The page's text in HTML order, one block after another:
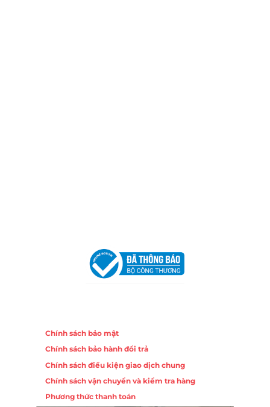
Chính sách bảo mật
Chính sách bảo hành đổi trả
Chính sách điều kiện giao dịch chung
Chính sách vận chuyển và kiểm tra hàng
Phương thức thanh toán